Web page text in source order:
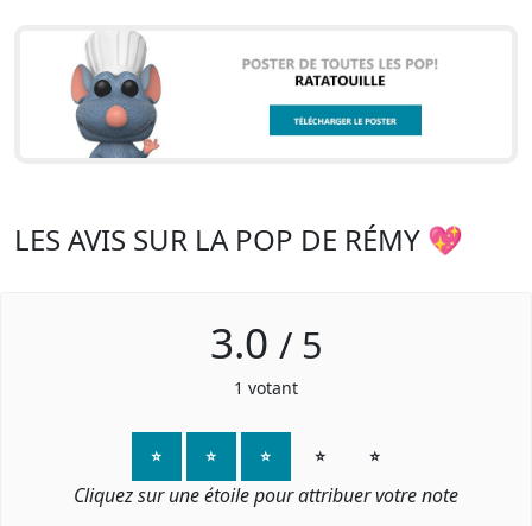
LES AVIS SUR LA POP DE RÉMY 💖
3.0 / 5
1 votant
⭐ ⭐ ⭐ ⭐ ⭐
Cliquez sur une étoile pour attribuer votre note